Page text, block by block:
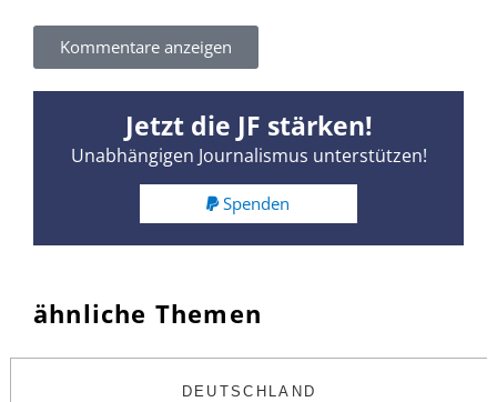
Kommentare anzeigen
Jetzt die JF stärken!
Unabhängigen Journalismus unterstützen!
Spenden
ähnliche Themen
DEUTSCHLAND